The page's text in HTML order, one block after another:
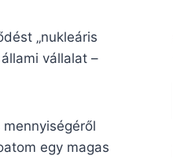
„nukleáris
vállalat –
egy magas